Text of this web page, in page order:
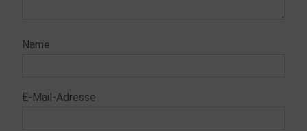
Name
E-Mail-Adresse